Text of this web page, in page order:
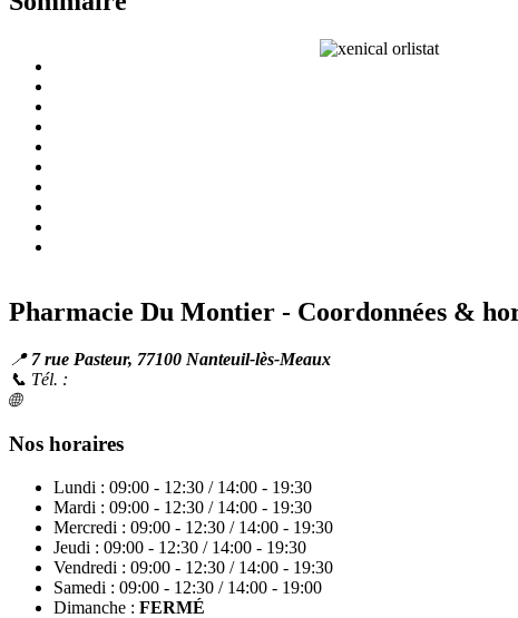
Pharmacie Du Montier - Coordonnées &
📍 7 rue Pasteur, 77100 Nanteuil-lès-Meaux
📞 Tél. :
🌐
Nos horaires
Lundi : 09:00 - 12:30 / 14:00 - 19:30
Mardi : 09:00 - 12:30 / 14:00 - 19:30
Mercredi : 09:00 - 12:30 / 14:00 - 19:30
Jeudi : 09:00 - 12:30 / 14:00 - 19:30
Vendredi : 09:00 - 12:30 / 14:00 - 19:30
Samedi : 09:00 - 12:30 / 14:00 - 19:00
Dimanche : FERMÉ